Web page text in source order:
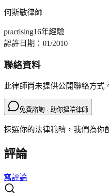
何斯敏律師
practising16年經驗
認許日期： 01/2010
聯絡資料
此律師尚未提供公開聯絡方式
免費諮詢 · 助你搵啱律師
揀選你的法律範疇，我們為你
評論
寫評論